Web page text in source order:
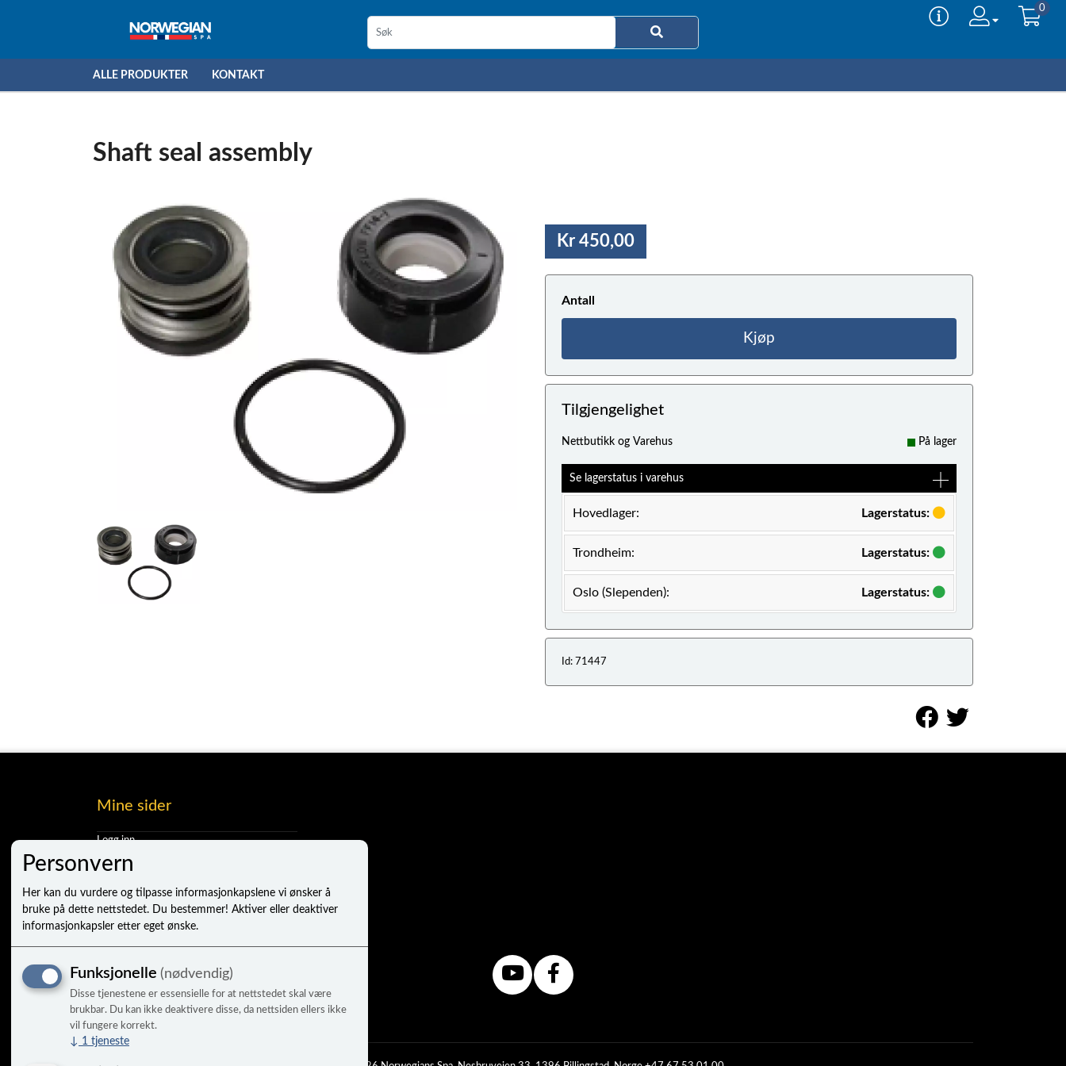
0
ALLE PRODUKTER KONTAKT
Shaft seal assembly
Kr 450,00
Antall
Kjøp
Tilgjengelighet
Nettbutikk og Varehus På lager
Se lagerstatus i varehus
Hovedlager: Lagerstatus:
Trondheim: Lagerstatus:
Oslo (Slependen): Lagerstatus:
Id: 71447
Mine sider
Logg inn
Vilkår
Personvernerklæring
Administrer cookies
Personvern
Her kan du vurdere og tilpasse informasjonkapslene vi ønsker å
bruke på dette nettstedet. Du bestemmer! Aktiver eller deaktiver
informasjonkapsler etter eget ønske.
Funksjonelle (nødvendig)
Disse tjenestene er essensielle for at nettstedet skal være
brukbar. Du kan ikke deaktivere disse, da nettsiden ellers ikke
vil fungere korrekt.
↓ 1 tjeneste